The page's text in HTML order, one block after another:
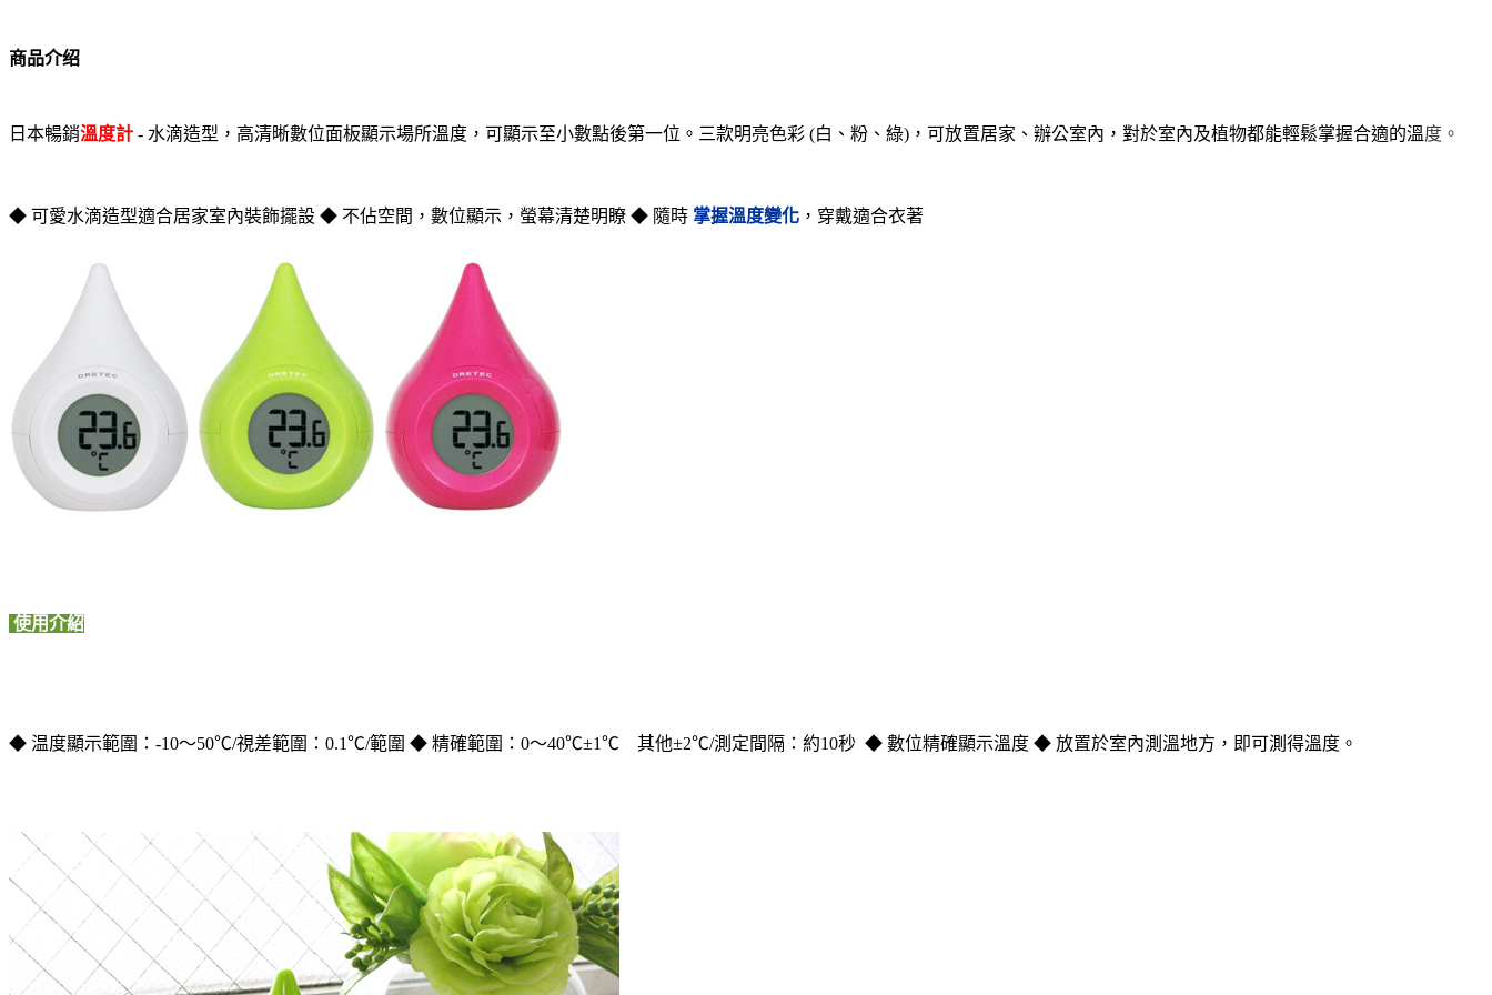
商品介绍
日本暢銷溫度計 - 水滴造型，高清晰數位面板顯示場所溫度，可顯示至小數點後第一位。三款明亮色彩 (白、粉、綠) ，可放置居家、辦公室內，對於室內及植物都能輕鬆掌握合適的溫度。
◆ 可愛水滴造型適合居家室內裝飾擺設 ◆ 不佔空間，數位顯示，螢幕清楚明瞭 ◆ 隨時 掌握溫度變化 ，穿戴適合衣著
使用介紹
◆ 温度顯示範圍： -10～50℃/視差範圍： 0.1℃/範圍 ◆ 精確範圍： 0～40℃±1℃ 其他±2℃/測定間隔：約10秒 ◆ 數位精確顯示溫度 ◆ 放置於室內測溫地方，即可測得溫度。